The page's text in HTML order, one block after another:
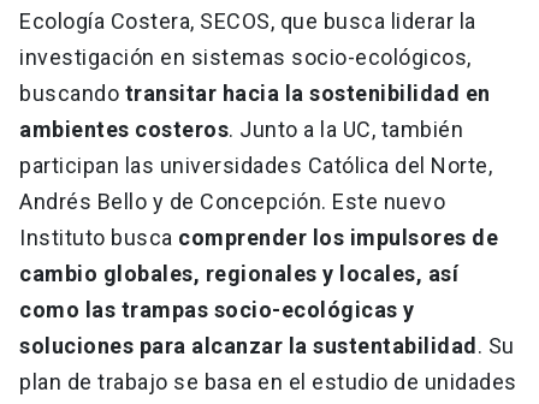
Ecología Costera, SECOS, que busca liderar la
investigación en sistemas socio-ecológicos,
buscando transitar hacia la sostenibilidad en
ambientes costeros. Junto a la UC, también
participan las universidades Católica del Norte,
Andrés Bello y de Concepción. Este nuevo
Instituto busca comprender los impulsores de
cambio globales, regionales y locales, así
como las trampas socio-ecológicas y
soluciones para alcanzar la sustentabilidad . Su
plan de trabajo se basa en el estudio de unidades